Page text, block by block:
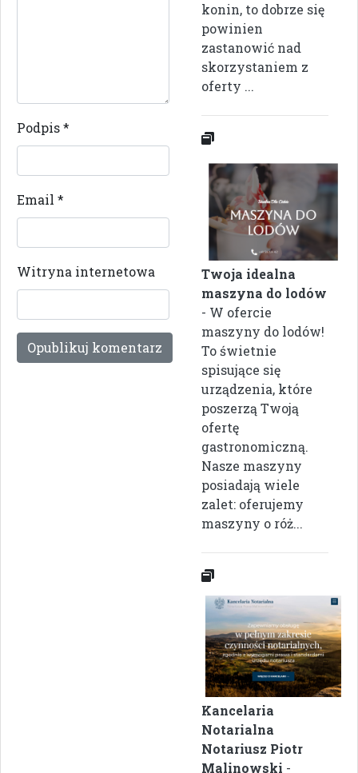
Podpis*
Email *
Witryna internetowa
konin, to dobrze się
powinien
zastanowić nad
skorzystaniem z
oferty ...
Twoja idealna
maszyna do lodów
- W ofercie
maszyny do lodów!
To świetnie
spisujące się
urządzenia, które
poszerzą Twoją
ofertę
gastronomiczną.
Nasze maszyny
posiadają wiele
zalet: oferujemy
maszyny o róż...
Kancelaria
Notarialna
Notariusz Piotr
Malinowski -